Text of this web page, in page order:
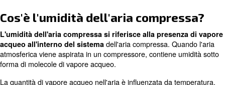
umidità e impurità è fondamentale per garantire
una lunga durata delle attrezzature.
Questa guida completa analizza le nozioni di base
compressa, i suoi effetti e le azioni da mettere in campo
rimozione dell'umidità e la gestione della condensa.